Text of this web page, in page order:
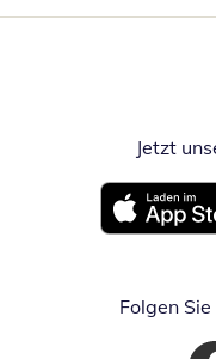
Jetzt
Öffnet in
Folgen